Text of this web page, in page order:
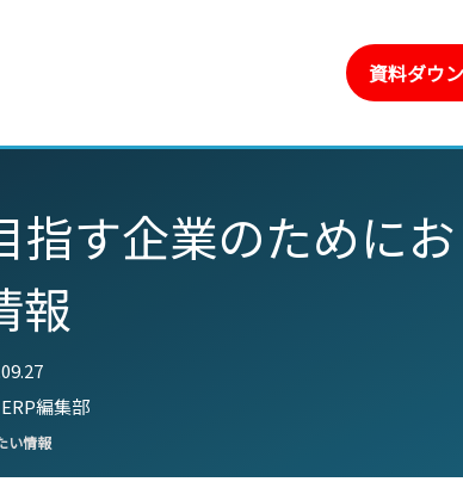
資料ダウ
す企業のために
報
編集部
い情報